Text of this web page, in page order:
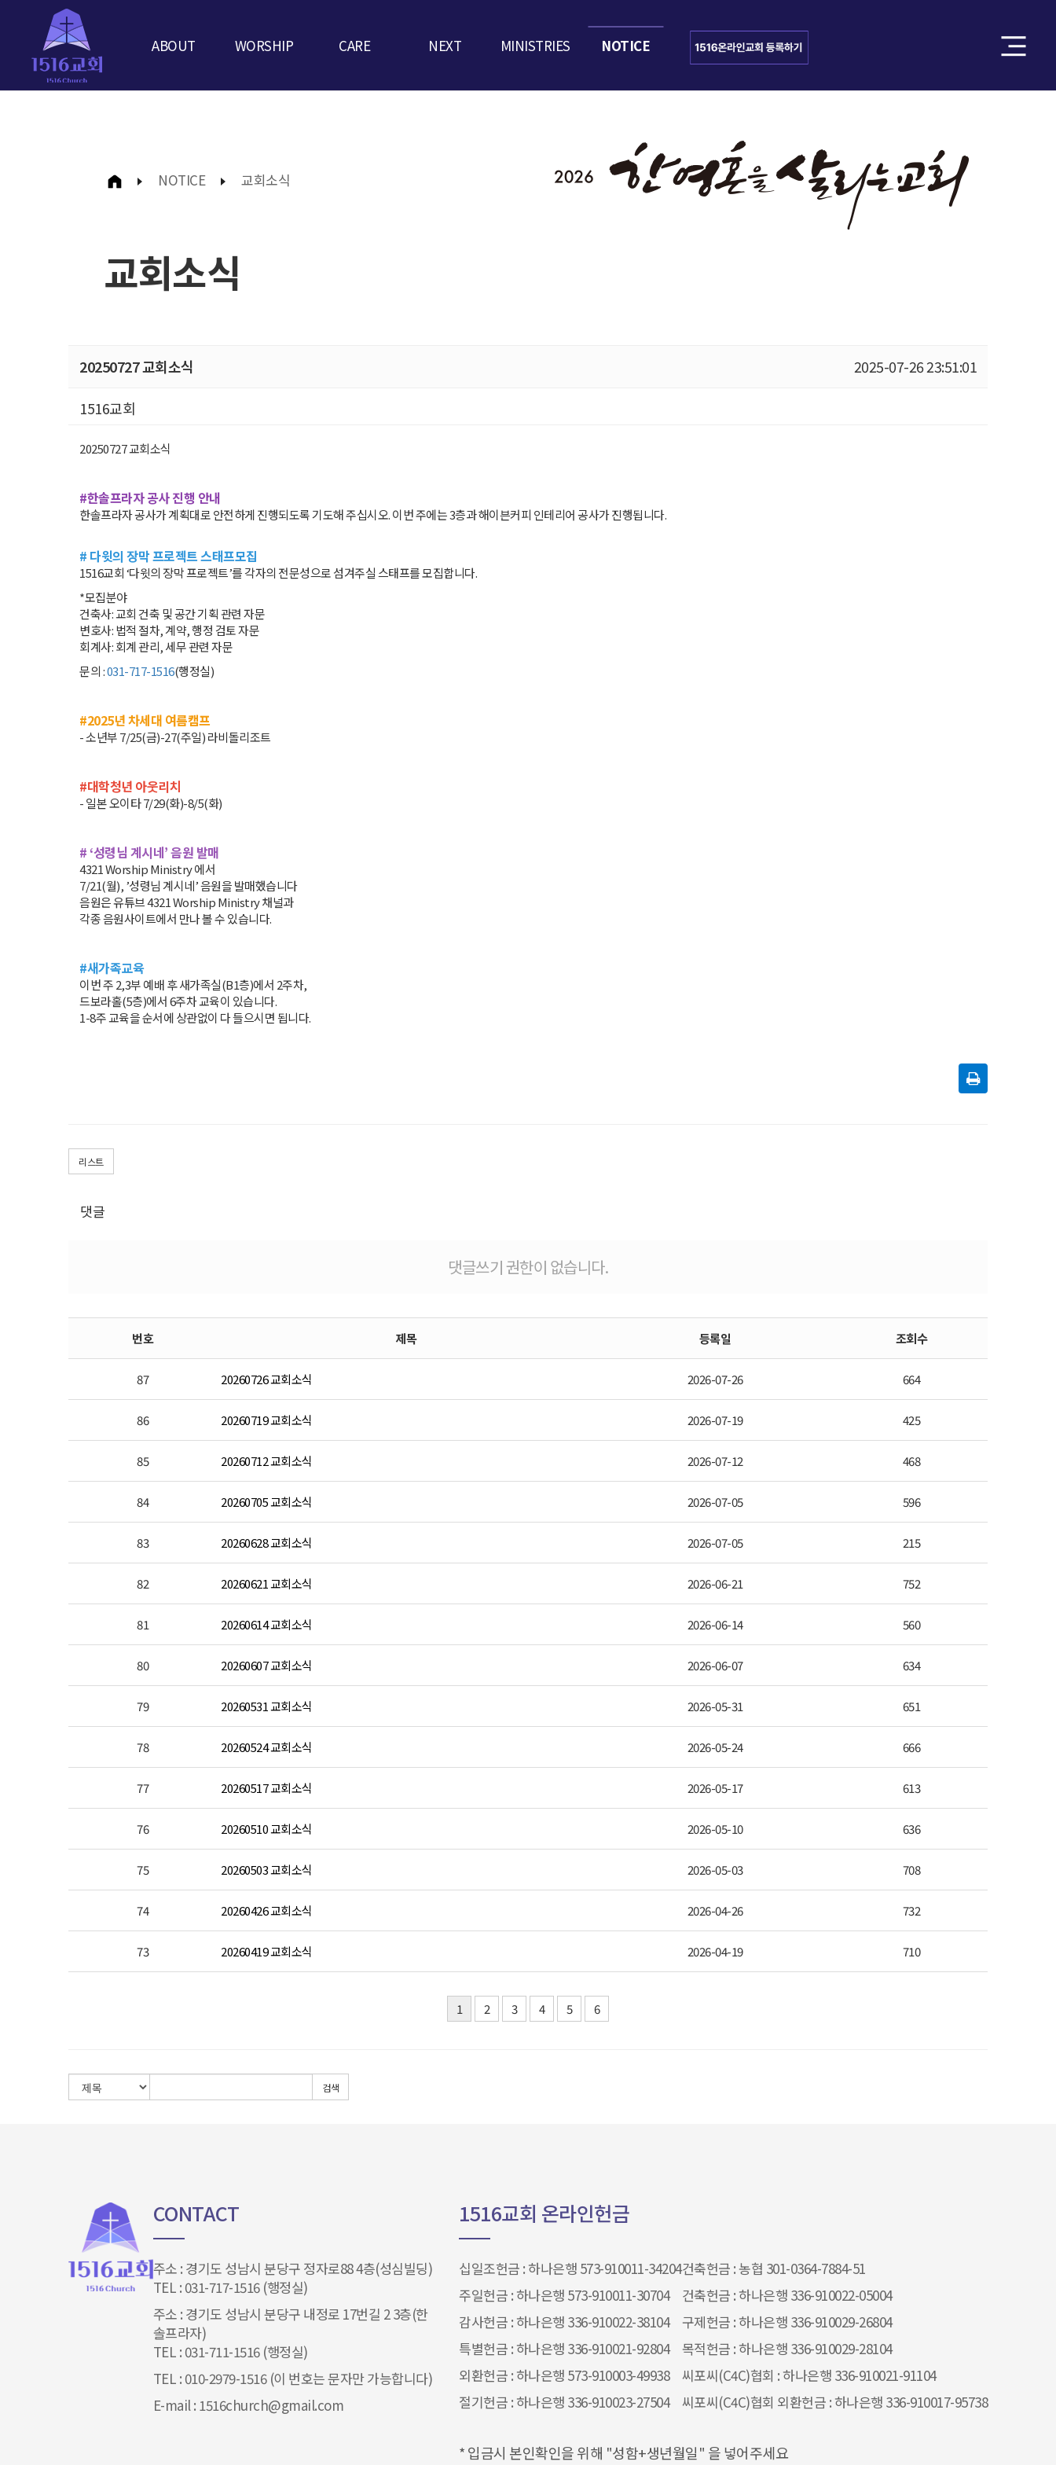
ABOUT WORSHIP CARE NEXT MINISTRIES NOTICE
NOTICE 교회소식
교회소식
20250727 교회소식 2025-07-26 23:51:01
1516교회
20250727 교회소식
#한솔프라자 공사 진행 안내
한솔프라자 공사가 계획대로 안전하게 진행되도록 기도해 주십시오. 이번 주에는 3층과 해이븐커피 인테리어 공사가 진행됩니다.
# 다윗의 장막 프로젝트 스태프모집
1516교회 ‘다윗의 장막 프로젝트’를 각자의 전문성으로 섬겨주실 스태프를 모집합니다.
*모집분야
건축사: 교회 건축 및 공간 기획 관련 자문
변호사: 법적 절차, 계약, 행정 검토 자문
회계사: 회계 관리, 세무 관련 자문
문의 :031-717-1516(행정실)
#2025년 차세대 여름캠프
- 소년부 7/25(금)-27(주일) 라비돌리조트
#대학청년 아웃리치
- 일본 오이타 7/29(화)-8/5(화)
# ‘성령님 계시네’ 음원 발매
4321 Worship Ministry 에서
7/21(월), ’성령님 계시네’ 음원을 발매했습니다
음원은 유튜브 4321 Worship Ministry 채널과
각종 음원사이트에서 만나 볼 수 있습니다.
#새가족교육
이번 주 2,3부 예배 후 새가족실(B1층)에서 2주차,
드보라홀(5층)에서 6주차 교육이 있습니다.
1-8주 교육을 순서에 상관없이 다 들으시면 됩니다.
리스트
댓글
댓글쓰기 권한이 없습니다.
번호 제목 등록일 조회수
87 20260726 교회소식 2026-07-26 664
86 20260719 교회소식 2026-07-19 425
85 20260712 교회소식 2026-07-12 468
84 20260705 교회소식 2026-07-05 596
83 20260628 교회소식 2026-07-05 215
82 20260621 교회소식 2026-06-21 752
81 20260614 교회소식 2026-06-14 560
80 20260607 교회소식 2026-06-07 634
79 20260531 교회소식 2026-05-31 651
78 20260524 교회소식 2026-05-24 666
77 20260517 교회소식 2026-05-17 613
76 20260510 교회소식 2026-05-10 636
75 20260503 교회소식 2026-05-03 708
74 20260426 교회소식 2026-04-26 732
73 20260419 교회소식 2026-04-19 710
1 2 3 4 5 6
검색
CONTACT
주소 : 경기도 성남시 분당구 정자로88 4층(성심빌딩)
TEL : 031-717-1516 (행정실)
주소 : 경기도 성남시 분당구 내정로 17번길 2 3층(한
솔프라자)
TEL : 031-711-1516 (행정실)
TEL : 010-2979-1516 (이 번호는 문자만 가능합니다)
E-mail : 1516church@gmail.com
1516교회 온라인헌금
십일조헌금 : 하나은행 573-910011-34204​​​​​​​
주일헌금 : 하나은행 573-910011-30704
감사헌금 : 하나은행 336-910022-38104
특별헌금 : 하나은행 336-910021-92804
외환헌금 : 하나은행 573-910003-49938
절기헌금 : 하나은행 336-910023-27504​
건축헌금 : 농협 301-0364-7884-51
건축헌금 : 하나은행 336-910022-05004
구제헌금 : 하나은행 336-910029-26804
목적헌금 : 하나은행 336-910029-28104
씨포씨(C4C)협회 : 하나은행 336-910021-91104
씨포씨(C4C)협회 외환헌금 : 하나은행 336-910017-95738
* 입금시 본인확인을 위해 "성함+생년월일" 을 넣어주세요